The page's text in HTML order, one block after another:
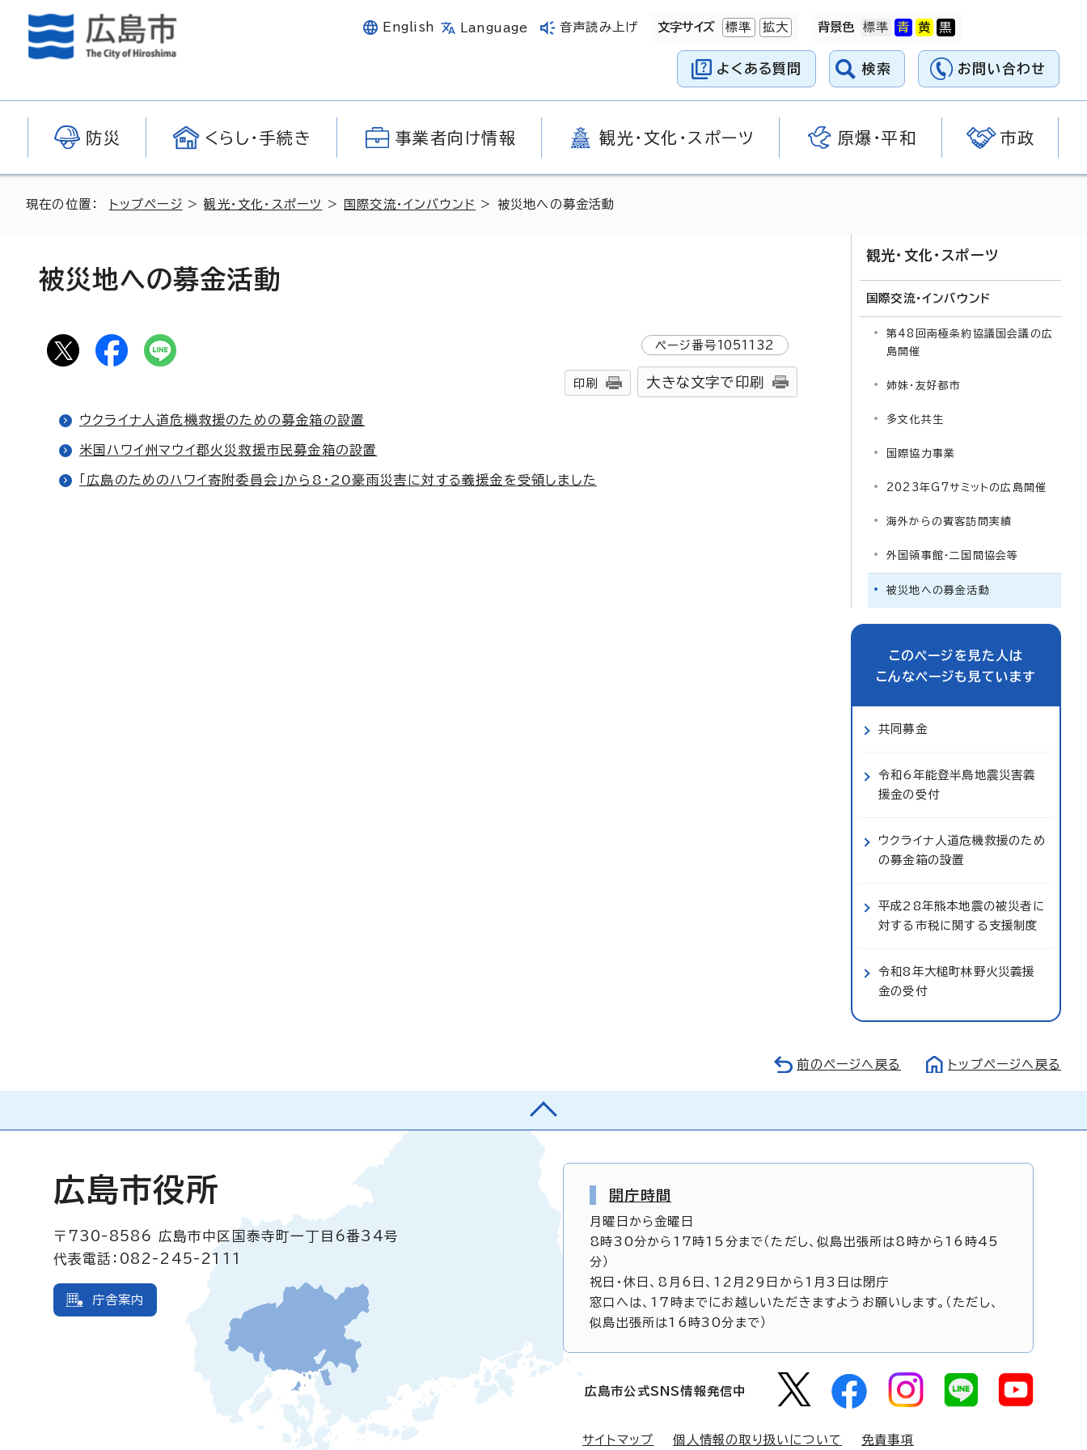
English Language 音声読み上げ 文字サイズ 標準 拡大 背景色
よくある質問 検索 お問い合わせ
防災 くらし・手続き 事業者向け情報 観光・文化・スポーツ 原爆・平和 市政
現在の位置： トップページ >観光・文化・スポーツ > 国際交流・インバウンド > 被災地への募金活動
被災地への募金活動
ページ番号1051132
印刷 大きな文字で印刷
ウクライナ人道危機救援のための募金箱の設置
米国ハワイ州マウイ郡火災救援市民募金箱の設置
「広島のためのハワイ寄附委員会」から8・20豪雨災害に対する義援金を受領しました
観光・文化・スポーツ
国際交流・インバウンド
第48回南極条約協議国会議の広
島開催
姉妹・友好都市
多文化共生
国際協力事業
2023年G7サミットの広島開催
海外からの賓客訪問実績
外国領事館・二国間協会等
被災地への募金活動
このページを見た人は
こんなページも見ています
共同募金
令和6年能登半島地震災害義
援金の受付
ウクライナ人道危機救援のため
の募金箱の設置
平成28年熊本地震の被災者に
対する市税に関する支援制度
令和8年大槌町林野火災義援
金の受付
前のページへ戻る トップページへ戻る
広島市役所
〒730-8586
広島市中区国泰寺町一丁目6番34号
代表電話：082-245-2111
庁舎案内
開庁時間
月曜日から金曜日
8時30分から17時15分まで（ただし、似島出張所は8時から16時45
分）
祝日・休日、8月6日、12月29日から1月3日は閉庁
窓口へは、17時までにお越しいただきますようお願いします。（ただし、
似島出張所は16時30分まで）
広島市公式SNS情報発信中
サイトマップ 個人情報の取り扱いについて 免責事項